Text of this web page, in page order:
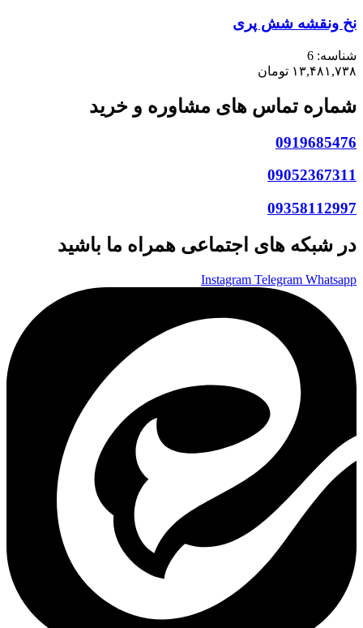
نخ ونقشه شش پری
شناسه: 6
۱۳,۴۸۱,۷۳۸ تومان
شماره تماس های مشاوره و خرید
0919685476
09052367311
09358112997
در شبکه های اجتماعی همراه ما باشید
Instagram Telegram Whatsapp